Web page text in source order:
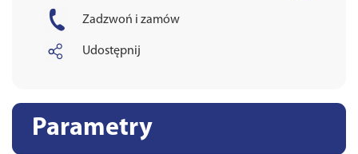
Zadzwoń i zamów
Udostępnij
Parametry